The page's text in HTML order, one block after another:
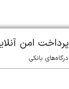
پرداخت امن
درگاه‌های بانکی